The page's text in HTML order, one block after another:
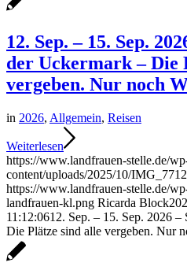
12. Sep. – 15. Sep.
der Uckermark – Die
vergeben. Nur noch
in 2026, Allgemein, Reisen
Weiterlesen
https://www.landfrauen-stelle.de/
content/uploads/2025/10/
https://www.landfrauen-stelle.de/
landfrauen-kl.png Ricarda Block
11:12:0612. Sep. – 15. Sep. 2026
Die Plätze sind alle vergeben. Nur